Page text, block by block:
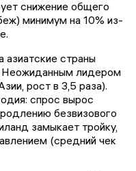
снижение общего
минимум на 10% из-
азиатские страны
Неожиданным лидером
рост в 3,5 раза).
спрос вырос
безвизового
замыкает тройку,
(средний чек